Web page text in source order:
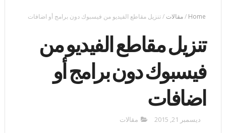
Home
/مقالات /تنزيل مقاطع الفيديو من فيسبوك دون برامج أو اضافات
تنزيل مقاطع الفيديو من
فيسبوك دون برامج أو
اضافات
ديسمبر 21, 2015 مقالات